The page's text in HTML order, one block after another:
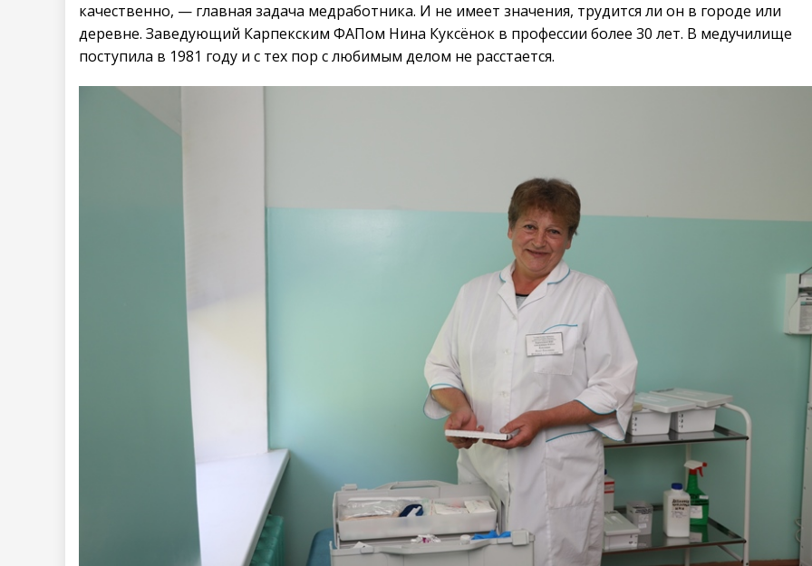
качественно, — главная задача медработника. И не имеет значения, трудится ли он в городе или
деревне. Заведующий Карпекским ФАПом Нина Куксёнок в профессии более 30 лет. В медучилище
поступила в 1981 году и с тех пор с любимым делом не расстается.